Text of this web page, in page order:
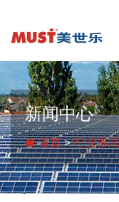
新闻中心
首页>行业资讯